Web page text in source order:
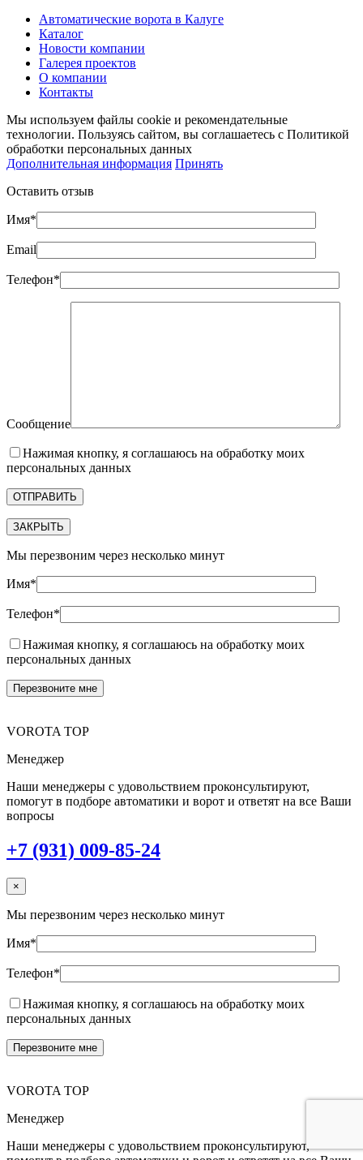
Автоматические ворота в Калуге
Каталог
Новости компании
Галерея проектов
О компании
Контакты
Мы используем файлы cookie и рекомендательные
технологии. Пользуясь сайтом, вы соглашаетесь с Политикой
обработки персональных данных
Дополнительная информация Принять
Оставить отзыв
Имя*
Email
Телефон*
Сообщение
Нажимая кнопку, я соглашаюсь на обработку моих
персональных данных
ЗАКРЫТЬ
Мы перезвоним через несколько минут
Имя*
Телефон*
Нажимая кнопку, я соглашаюсь на обработку моих
персональных данных
VOROTA TOP
Менеджер
Наши менеджеры с удовольствием проконсультируют,
помогут в подборе автоматики и ворот и ответят на все Ваши
вопросы
+7 (931) 009-85-24
×
Мы перезвоним через несколько минут
Имя*
Телефон*
Нажимая кнопку, я соглашаюсь на обработку моих
персональных данных
VOROTA TOP
Менеджер
Наши менеджеры с удовольствием проконсультируют,